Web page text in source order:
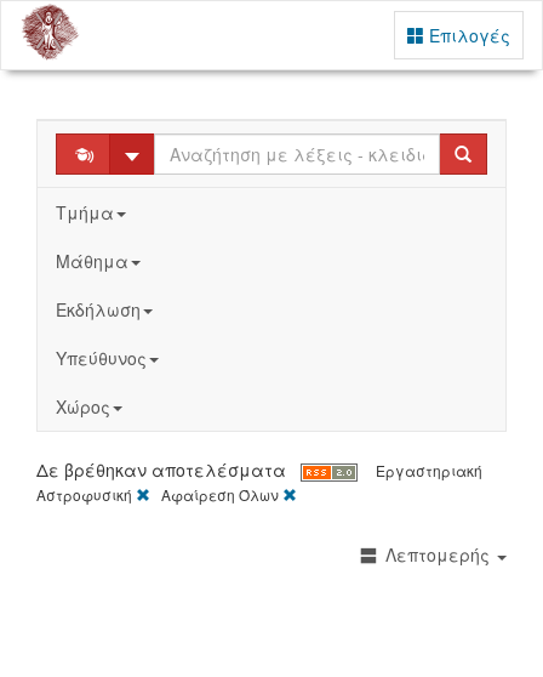
Επιλογές
Select Search
Τμήμα
Μάθημα
Εκδήλωση
Υπεύθυνος
Χώρος
Δε βρέθηκαν αποτελέσματα
Εργαστηριακή
Αστροφυσική
[X]Αφαίρεση Όλων
Λεπτομερής